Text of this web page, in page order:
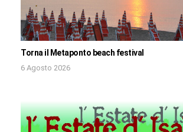
Torna il Metaponto beach festival
6 Agosto 2026